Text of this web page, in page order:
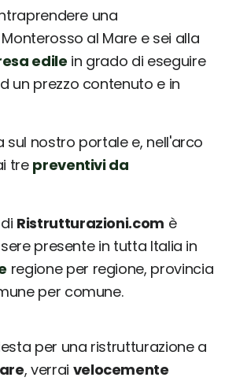
una
al Mare e sei alla
edile in grado di eseguire
un prezzo contenuto e in
sul nostro portale e, nell'arco
tre preventivi da
Ristrutturazioni.com è
presente in tutta Italia in
regione per regione, provincia
per comune.
per una ristrutturazione a
, verrai velocemente